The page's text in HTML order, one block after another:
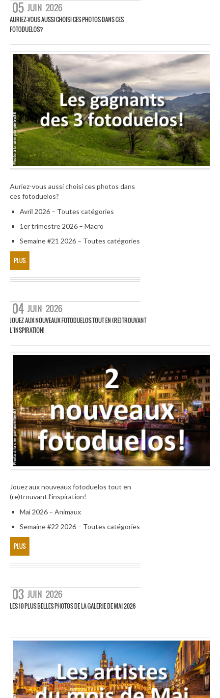
05 JUIN 2026
AURIEZ-VOUS AUSSI CHOISI CES PHOTOS DANS CES
FOTODUELOS?
Auriez-vous aussi choisi ces photos dans
ces fotoduelos?
Avril 2026 – Toutes catégories
1er trimestre 2026 – Macro
Semaine #21 2026 – Toutes catégories
PLUS
04 JUIN 2026
JOUEZ AUX NOUVEAUX FOTODUELOS TOUT EN (RE)TROUVANT
L’INSPIRATION!
Jouez aux nouveaux fotoduelos tout en
(re)trouvant l’inspiration!
Mai 2026 – Animaux
Semaine #22 2026 – Toutes catégories
PLUS
03 JUIN 2026
LES 10 PLUS BELLES PHOTOS DE LA GALERIE DE MAI 2026